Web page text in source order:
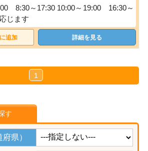
8:30～17:30 10:00～19:00 16:30～
じます
追加 詳細を見る
1
す
県）